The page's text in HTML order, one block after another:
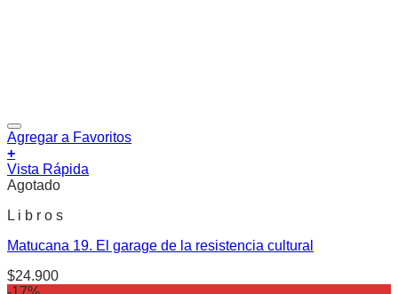
Agregar a Favoritos
+
Vista Rápida
Agotado
L i b r o s
Matucana 19. El garage de la resistencia cultural
$24.900